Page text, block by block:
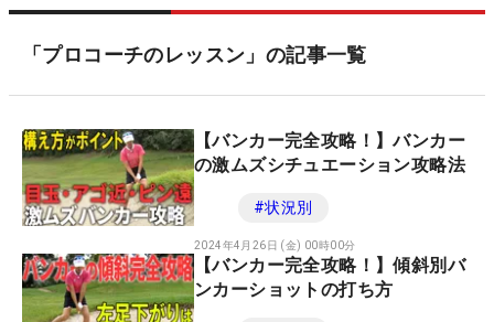
「プロコーチのレッスン」の記事一覧
【バンカー完全攻略！】バンカー
の激ムズシチュエーション攻略法
#状況別
2024年4月26日 (金) 00時00分
【バンカー完全攻略！】傾斜別バ
ンカーショットの打ち方